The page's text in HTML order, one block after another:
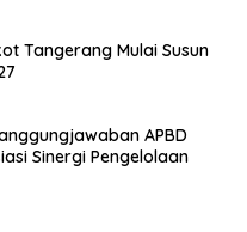
Tangerang Mulai Susun
APBD
Sinergi Pengelolaan